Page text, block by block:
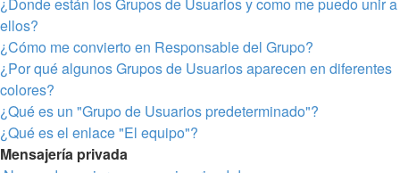
ellos?
¿Cómo me convierto en Responsable del Grupo?
¿Por qué algunos Grupos de Usuarios aparecen en diferentes
colores?
¿Qué es un "Grupo de Usuarios predeterminado"?
¿Qué es el enlace "El equipo"?
Mensajería privada